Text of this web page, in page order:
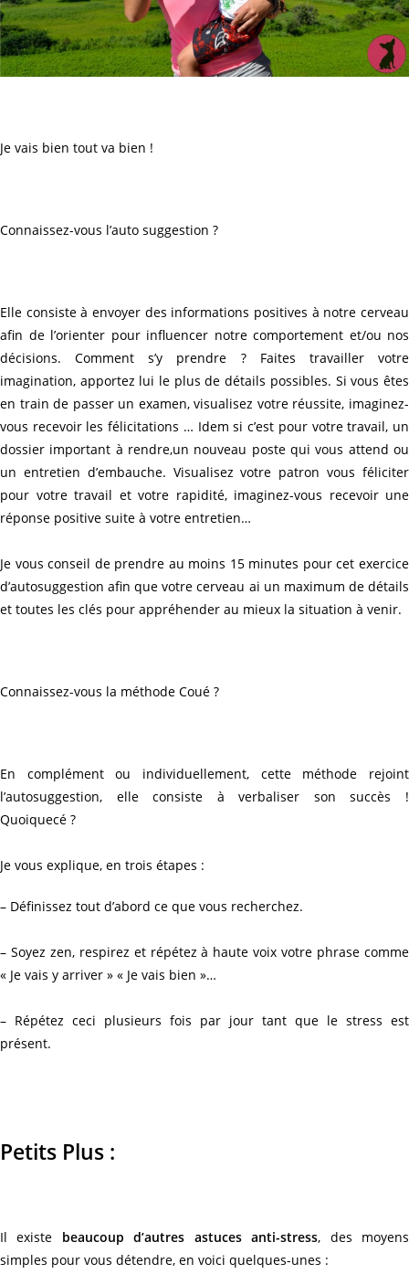
Je vais bien tout va bien !
Connaissez-vous l’auto suggestion ?
Elle consiste à envoyer des informations positives à notre cerveau
afin de l’orienter pour influencer notre comportement et/ou nos
décisions.Comment s’y prendre ? Faites travailler votre
imagination, apportez lui le plus de détails possibles. Si vous êtes
en train de passer un examen, visualisez votre réussite, imaginez-
vous recevoir les félicitations … Idem si c’est pour votre travail, un
dossier important à rendre,un nouveau poste qui vous attend ou
un entretien d’embauche. Visualisez votre patron vous féliciter
pour votre travail et votre rapidité, imaginez-vous recevoir une
réponse positive suite à votre entretien…
Je vous conseil de prendre au moins 15 minutes pour cet exercice
d’autosuggestion afin que votre cerveau ai un maximum de détails
et toutes les clés pour appréhender au mieux la situation à venir.
Connaissez-vous la méthode Coué ?
En complément ou individuellement, cette méthode rejoint
l’autosuggestion, elle consiste à verbaliser son succès !
Quoiquecé ?
Je vous explique, en trois étapes :
– Définissez tout d’abord ce que vous recherchez.
– Soyez zen, respirez et répétez à haute voix votre phrase comme
« Je vais y arriver » « Je vais bien »…
– Répétez ceci plusieurs fois par jour tant que le stress est
présent.
Petits Plus :
Il existe beaucoup d’autres astuces anti-stress, des moyens
simples pour vous détendre, en voici quelques-unes :